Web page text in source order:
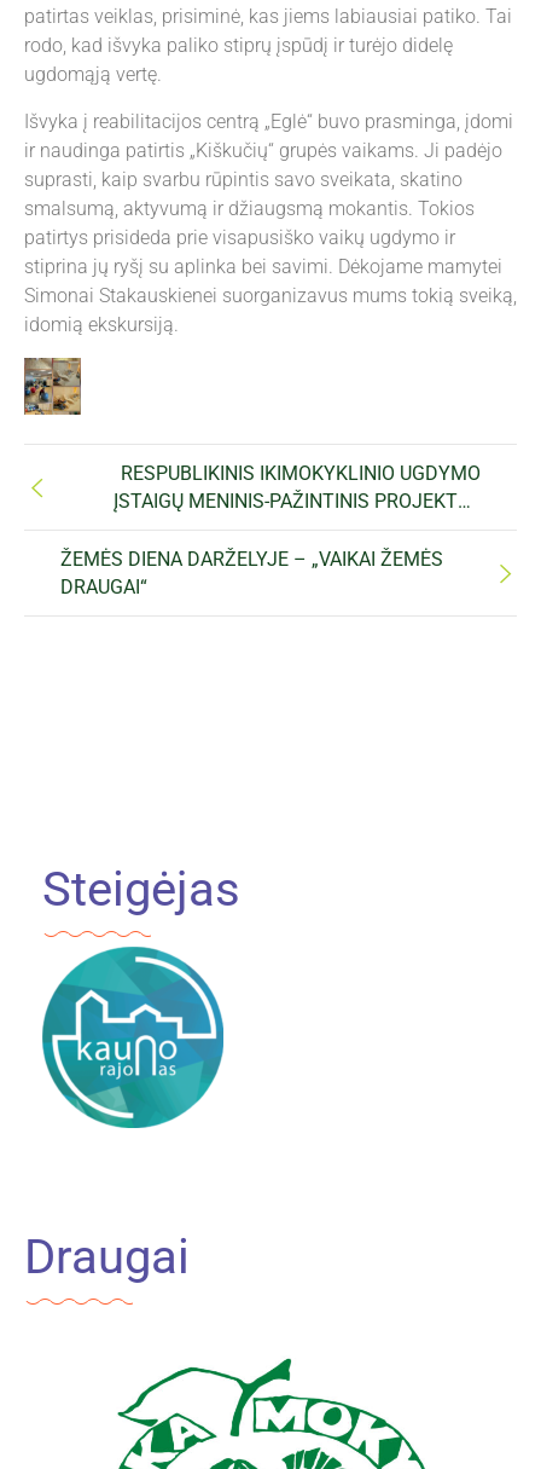
patirtas veiklas, prisiminė, kas jiems labiausiai patiko. Tai
rodo, kad išvyka paliko stiprų įspūdį ir turėjo didelę
ugdomąją vertę.
Išvyka į reabilitacijos centrą „Eglė“ buvo prasminga, įdomi
ir naudinga patirtis „Kiškučių“ grupės vaikams. Ji padėjo
suprasti, kaip svarbu rūpintis savo sveikata, skatino
smalsumą, aktyvumą ir džiaugsmą mokantis. Tokios
patirtys prisideda prie visapusiško vaikų ugdymo ir
stiprina jų ryšį su aplinka bei savimi. Dėkojame mamytei
Simonai Stakauskienei suorganizavus mums tokią sveiką,
idomią ekskursiją.
ŽEMĖS DIENA DARŽELYJE – „VAIKAI ŽEMĖS
DRAUGAI“
RESPUBLIKINIS IKIMOKYKLINIO UGDYMO
ĮSTAIGŲ MENINIS-PAŽINTINIS PROJEKTAS
„ČIULBA ULBA PAUKŠTUŽĖLIAI“
Steigėjas
Draugai